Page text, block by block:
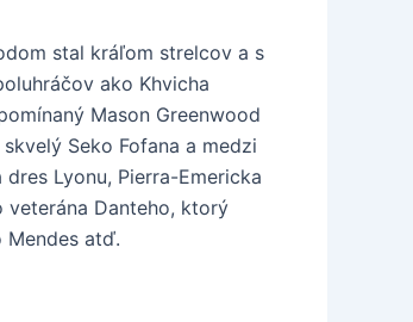
stal kráľom strelcov a s
ako Khvicha
Mason Greenwood
Seko Fofana a medzi
Lyonu, Pierra-Emericka
veterána Danteho, ktorý
Mendes atď.